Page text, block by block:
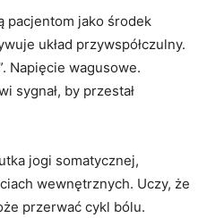
pacjentom jako środek
układ przywspółczulny.
Napięcie wagusowe.
sygnał, by przestał
jogi somatycznej,
wewnętrznych. Uczy, że
przerwać cykl bólu.